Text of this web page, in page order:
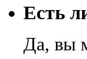
Eсть
Да, вы